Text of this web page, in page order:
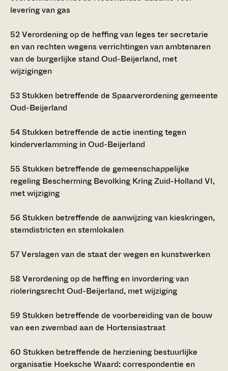
levering van gas
52Verordening op de heffing van leges ter secretarie
en van rechten wegens verrichtingen van ambtenaren
van de burgerlijke stand Oud-Beijerland, met
wijzigingen
53Stukken betreffende de Spaarverordening gemeente
Oud-Beijerland
54Stukken betreffende de actie inenting tegen
kinderverlamming in Oud-Beijerland
55 Stukken betreffende de gemeenschappelijke
regeling Bescherming Bevolking Kring Zuid-Holland VI,
met wijziging
56 Stukken betreffende de aanwijzing van kieskringen,
stemdistricten en stemlokalen
57Verslagen van de staat der wegen en kunstwerken
58 Verordening op de heffing en invordering van
rioleringsrecht Oud-Beijerland, met wijziging
59 Stukken betreffende de voorbereiding van de bouw
van een zwembad aan de Hortensiastraat
60 Stukken betreffende de herziening bestuurlijke
organisatie Hoeksche Waard: correspondentie en